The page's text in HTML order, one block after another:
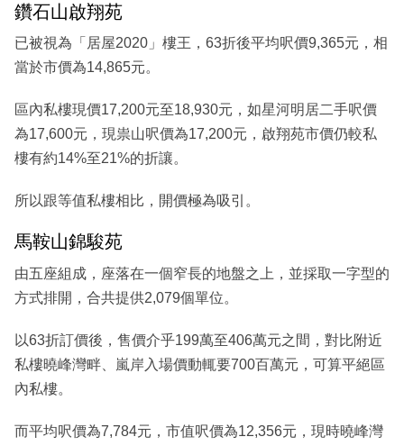
鑽石山啟翔苑
已被視為「居屋2020」樓王，63折後平均呎價9,365元，相
當於市價為14,865元。
區內私樓現價17,200元至18,930元，如星河明居二手呎價
為17,600元，現祟山呎價為17,200元，啟翔苑市價仍較私
樓有約14%至21%的折讓。
所以跟等值私樓相比，開價極為吸引。
馬鞍山錦駿苑
由五座組成，座落在一個窄長的地盤之上，並採取一字型的
方式排開，合共提供2,079個單位。
以63折訂價後，售價介乎199萬至406萬元之間，對比附近
私樓曉峰灣畔、嵐岸入場價動輒要700百萬元，可算平絕區
內私樓。
而平均呎價為7,784元，市值呎價為12,356元，現時曉峰灣